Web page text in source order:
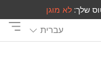
לא מוגן
עברית